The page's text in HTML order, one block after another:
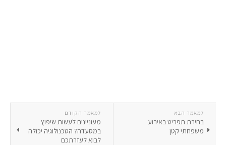
למאמר הקודם
מעוניינים לעשות שיפוץ
במסעדה? הטכנולוגיה יכולה
לבוא לעזרתכם
למאמר הבא
בחירת תפריט באירוע
משפחתי קטן